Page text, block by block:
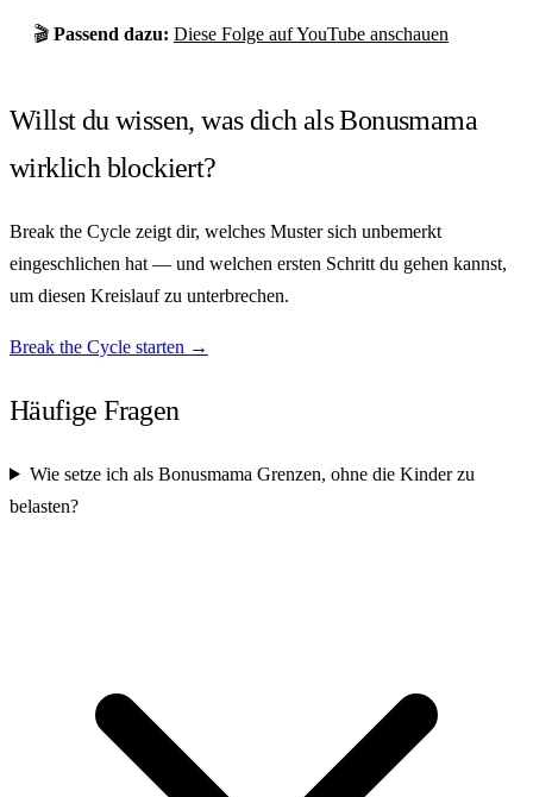
🎬 Passend dazu: Diese Folge auf YouTube anschauen
Willst du wissen, was dich als Bonusmama
wirklich blockiert?
Break the Cycle zeigt dir, welches Muster sich unbemerkt
eingeschlichen hat — und welchen ersten Schritt du gehen kannst,
um diesen Kreislauf zu unterbrechen.
Break the Cycle starten →
Häufige Fragen
Wie setze ich als Bonusmama Grenzen, ohne die Kinder zu
belasten?